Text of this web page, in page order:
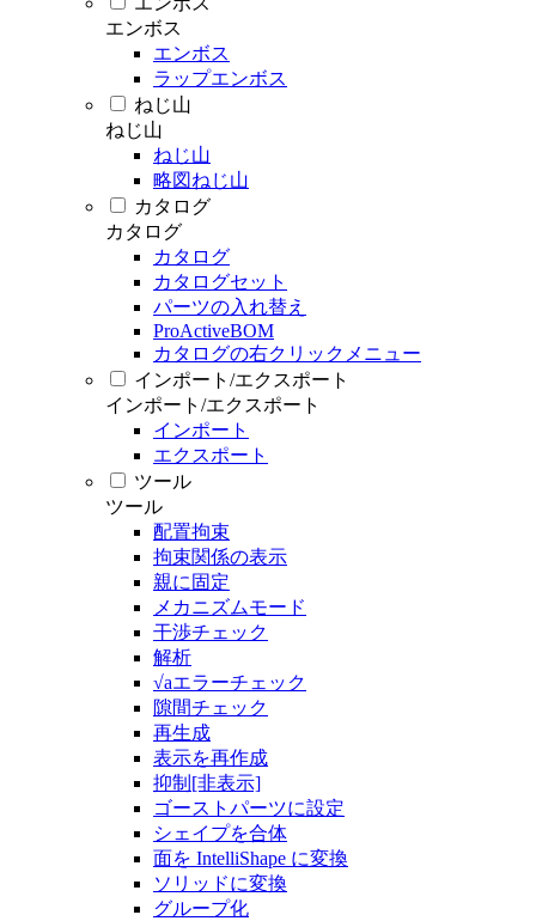
エンボス
エンボス
ラップエンボス
ねじ山
ねじ山
ねじ山
略図ねじ山
カタログ
カタログ
カタログ
カタログセット
パーツの入れ替え
ProActiveBOM
カタログの右クリックメニュー
インポート/エクスポート
インポート/エクスポート
インポート
エクスポート
ツール
ツール
配置拘束
拘束関係の表示
親に固定
メカニズムモード
干渉チェック
解析
√aエラーチェック
隙間チェック
再生成
表示を再作成
抑制[非表示]
ゴーストパーツに設定
シェイプを合体
面を IntelliShape に変換
ソリッドに変換
グループ化